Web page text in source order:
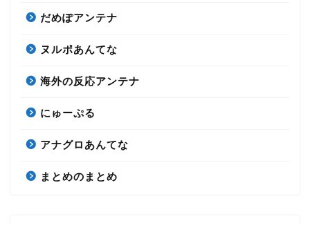
だめぽアンテナ
ヌルポあんてな
海外の反応アンテナ
にゅーぷる
アナグロあんてな
まとめのまとめ